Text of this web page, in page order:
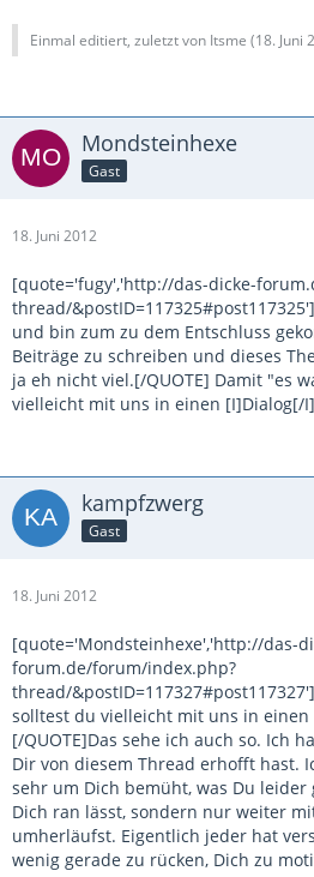
Einmal editiert, zuletzt von Itsme (18. Juni
Mondsteinhexe
Gast
18. Juni 2012
[quote='fugy','http://das-dicke-
thread/
und bin zum zu dem Entschluss
Beiträge zu schreiben und dieses
ja eh nicht viel.[/QUOTE] Damit "es
vielleicht mit uns in einen [I]Dialog[/
kampfzwerg
Gast
18. Juni 2012
[quote='Mondsteinhexe','http://das-
forum.de/forum/index.php?
thread/
solltest du vielleicht mit uns in
[/QUOTE]Das sehe ich auch so. Ich
Dir von diesem Thread erhofft hast.
sehr um Dich bemüht, was Du
Dich ran lässt, sondern nur weiter
umherläufst. Eigentlich jeder hat
wenig gerade zu rücken, Dich zu